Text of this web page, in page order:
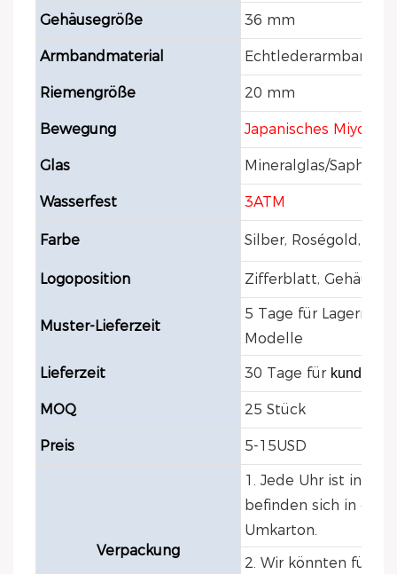
Gehäusegröße 36 mm
Armbandmaterial Echtlederarmband/
Riemengröße 20 mm
Bewegung Japanisches Miyota
Glas Mineralglas/
Wasserfest 3ATM
Farbe Silber, Roségold,
Logoposition Zifferblatt,
Muster-Lieferzeit
5 Tage für
Modelle
Lieferzeit 30 Tage für
MOQ 25 Stück
Preis 5-15USD
Verpackung
1. Jede Uhr ist in
befinden sich in
Umkarton.
2. Wir könnten für